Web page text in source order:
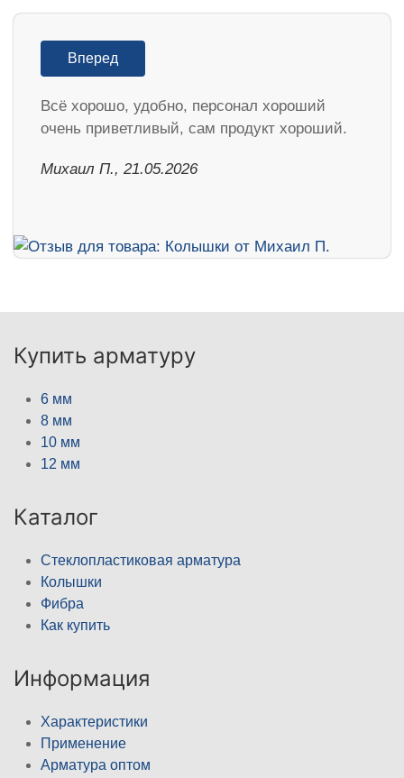
Вперед
Всё хорошо, удобно, персонал хороший
очень приветливый, сам продукт хороший.
Михаил П., 21.05.2026
Купить арматуру
6 мм
8 мм
10 мм
12 мм
Каталог
Стеклопластиковая арматура
Колышки
Фибра
Как купить
Информация
Характеристики
Применение
Арматура оптом